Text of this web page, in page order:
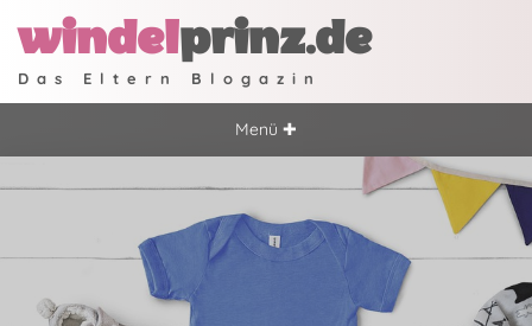
windelprinz.de
Das Eltern Blogazin
Menü ✚